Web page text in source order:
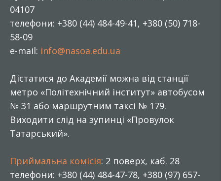
04107
телефони: +380 (44) 484-49-41, +380 (50) 718-
58-09
e-mail: info@nasoa.edu.ua
Дістатися до Академії можна від станції
метро «Політехнічний інститут» автобусом
№ 31 або маршрутним таксі № 179.
Виходити слід на зупинці «Провулок
Татарський».
Приймальна комісія: 2 поверх, каб. 28
телефони: +380 (44) 484-47-78, +380 (97) 657-